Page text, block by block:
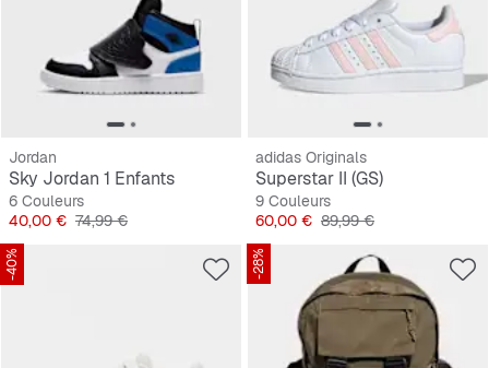
Jordan
Sky Jordan 1 Enfants
6 Couleurs
Prix
40,00 € Prix original
74,99 €
adidas Originals
Superstar II (GS)
9 Couleurs
Prix
60,00 € Prix original
89,99 €
-40% -28%